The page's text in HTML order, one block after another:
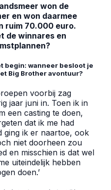
won de
en won daarmee
ruim 70.000 euro.
de winnares en
begin: wanneer besloot je
Big Brother avontuur?
voorbij zag
jaar juni in. Toen ik in
een casting te doen,
dat ik me had
ging ik er naartoe, ook
niet doorheen zou
en misschien is dat wel
uiteindelijk hebben
doen.’